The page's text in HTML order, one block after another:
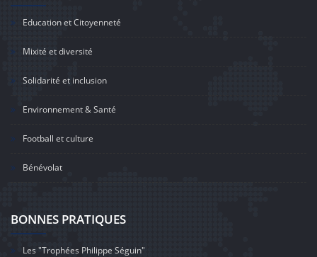
Education et Citoyenneté
Mixité et diversité
Solidarité et inclusion
Environnement & Santé
Football et culture
Bénévolat
BONNES PRATIQUES
Les "Trophées Philippe Séguin"